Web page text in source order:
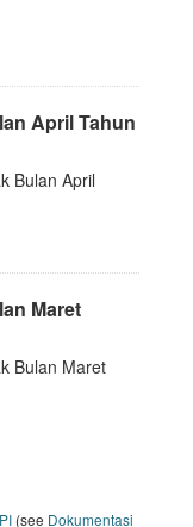
April Tahun
Bulan April
Maret
Bulan Maret
(see Dokumentasi